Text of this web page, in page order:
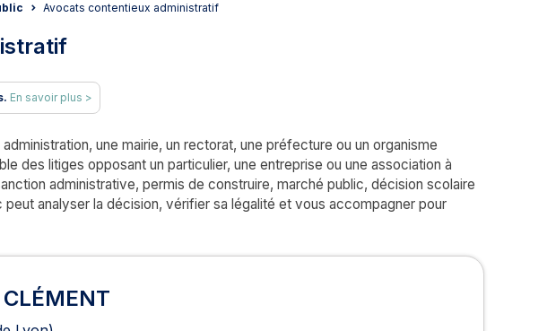
Avocats contentieux administratif
En savoir plus >
une mairie, un rectorat, une préfecture ou un organisme
des litiges opposant un particulier, une entreprise ou une association à
administrative, permis de construire, marché public, décision scolaire
analyser la décision, vérifier sa légalité et vous accompagner pour